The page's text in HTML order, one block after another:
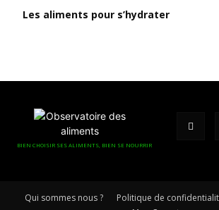
Les aliments pour s’hydrater
BIEN CHOISIR SES ALIMENTS, BIEN SE NOURRIR
Qui sommes nous ? Politique de